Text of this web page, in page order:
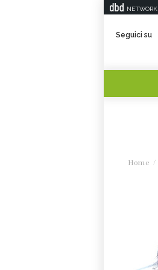
NETWORK
Seguici su
Home